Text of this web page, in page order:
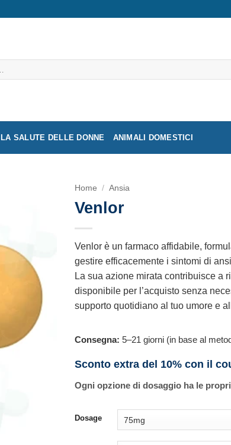
LA SALUTE DELLE DONNE ANIMALI DOMESTICI
Home / Ansia
Venlor
Venlor è un farmaco affidabile,
gestire efficacemente i sintomi di
La sua azione mirata contribuisce a
disponibile per l’acquisto senza
supporto quotidiano al tuo umore e
Consegna: 5–21 giorni (in base al
Sconto extra del 10% con il
Ogni opzione di dosaggio ha le
Dosage